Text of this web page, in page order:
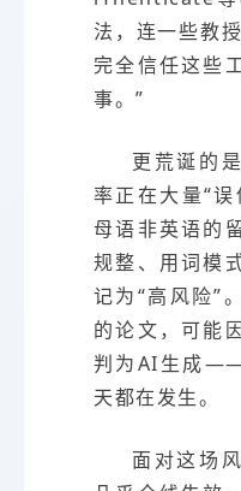
法，连一些教
完全信任这些
事。”
更荒诞的
率正在大量“误
母语非英语的
规整、用词模
记为“高风险”
的论文，可能
判为AI生成——
天都在发生。
面对这场